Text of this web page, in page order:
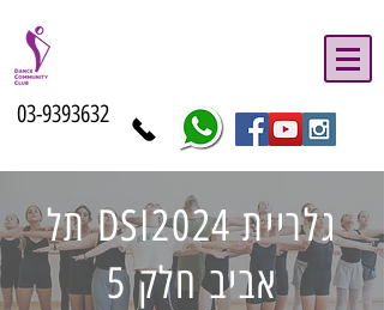
03-9393632
גלריית DSI2024 תל
אביב חלק 5